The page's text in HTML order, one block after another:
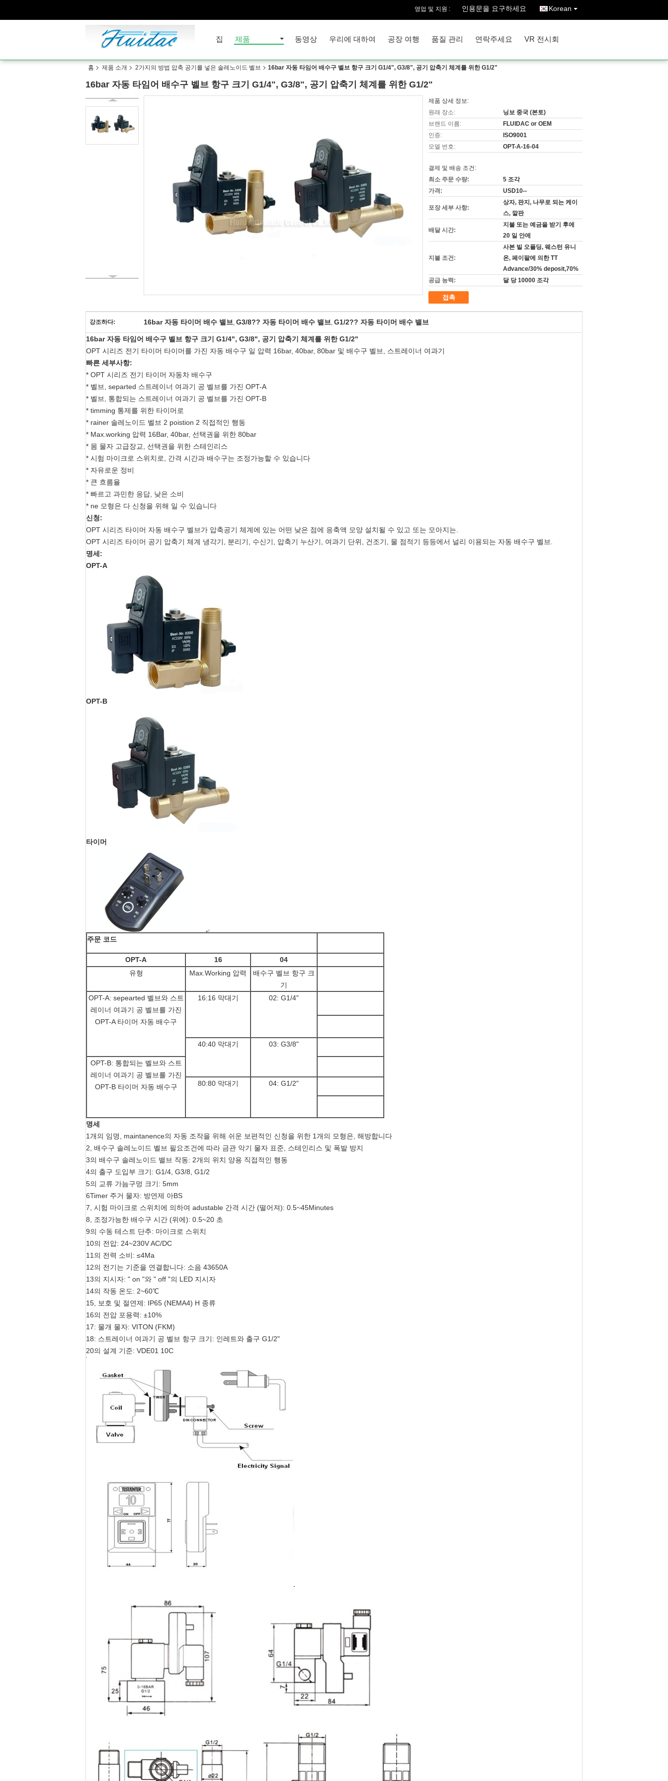
영업 및 지원 : 인용문을 요구하세요 Korean
집 제품 동영상 우리에 대하여 공장 여행 품질 관리 연락주세요 VR 전시회
홈 제품 소개 2가지의 방법 압축 공기를 넣은 솔레노이드 벨브 16bar 자동 타임어 배수구 벨브 항구 크기 G1/4", G3/8", 공기 압축기 체계를 위한 G1/2"
16bar 자동 타임어 배수구 벨브 항구 크기 G1/4", G3/8", 공기 압축기 체계를 위한 G1/2"
제품 상세 정보:
원래 장소:
닝보 중국 (본토)
브랜드 이름:
FLUIDAC or OEM
인증:
ISO9001
모델 번호:
OPT-A-16-04
결제 및 배송 조건:
최소 주문 수량:
5 조각
가격:
USD10--
포장 세부 사항:
상자, 판지, 나무로 되는 케이
스, 깔판
배달 시간:
지불 또는 예금을 받기 후에
20 일 안에
지불 조건:
사본 빌 오플딩, 웨스턴 유니
온, 페이팔에 의한 TT
Advance/30% deposit,70%
공급 능력:
달 당 10000 조각
접촉
강조하다: 16bar 자동 타이머 배수 밸브, G3/8?? 자동 타이머 배수 밸브, G1/2?? 자동 타이머 배수 밸브
16bar 자동 타임어 배수구 벨브 항구 크기 G1/4", G3/8", 공기 압축기 체계를 위한 G1/2"
OPT 시리즈 전기 타이머 타이머를 가진 자동 배수구 일 압력 16bar, 40bar, 80bar 및 배수구 벨브, 스트레이너 여과기
빠른 세부사항:
* OPT 시리즈 전기 타이머 자동차 배수구
* 벨브, separted 스트레이너 여과기 공 벨브를 가진 OPT-A
* 벨브, 통합되는 스트레이너 여과기 공 벨브를 가진 OPT-B
* timming 통제를 위한 타이머로
* rainer 솔레노이드 벨브 2 poistion 2 직접적인 행동
* Max.working 압력 16Bar, 40bar, 선택권을 위한 80bar
* 몸 물자 고급장교, 선택권을 위한 스테인리스
* 시험 마이크로 스위치로, 간격 시간과 배수구는 조정가능할 수 있습니다
* 자유로운 정비
* 큰 흐름율
* 빠르고 과민한 응답, 낮은 소비
* ne 모형은 다 신청을 위해 일 수 있습니다
신청:
OPT 시리즈 타이머 자동 배수구 벨브가 압축공기 체계에 있는 어떤 낮은 점에 응축액 모양 설치될 수 있고 또는 모아지는.
OPT 시리즈 타이머 공기 압축기 체계 냉각기, 분리기, 수신기, 압축기 누산기, 여과기 단위, 건조기, 물 점적기 등등에서 널리 이용되는 자동 배수구 벨브.
명세:
OPT-A
OPT-B
타이머
주문 코드
OPT-A 16
04
유형
Max.Working 압력
배수구 벨브 항구 크
기
OPT-A: sepearted 벨브와 스트
레이너 여과기 공 벨브를 가진
OPT-A 타이머 자동 배수구
16:16 막대기 02: G1/4"
40:40 막대기 03: G3/8"
OPT-B: 통합되는 벨브와 스트
레이너 여과기 공 벨브를 가진
OPT-B 타이머 자동 배수구
80:80 막대기 04: G1/2"
명세
1개의 임명, maintanence의 자동 조작을 위해 쉬운 보편적인 신청을 위한 1개의 모형은, 해방합니다
2, 배수구 솔레노이드 벨브 필요조건에 따라 금관 악기 물자 표준, 스테인리스 및 폭발 방지
3의 배수구 솔레노이드 밸브 작동: 2개의 위치 양용 직접적인 행동
4의 출구 도입부 크기: G1/4, G3/8, G1/2
5의 교류 가늠구멍 크기: 5mm
6Timer 주거 물자: 방연제 아BS
7, 시험 마이크로 스위치에 의하여 adustable 간격 시간 (떨어져): 0.5~45Minutes
8, 조정가능한 배수구 시간 (위에): 0.5~20 초
9의 수동 테스트 단추: 마이크로 스위치
10의 전압: 24~230V AC/DC
11의 전력 소비: ≤4Ma
12의 전기는 기준을 연결합니다: 소음 43650A
13의 지시자: " on "와 " off "의 LED 지시자
14의 작동 온도: 2~60℃
15, 보호 및 절연제: IP65 (NEMA4) H 종류
16의 전압 포용력: ±10%
17: 물개 물자: VITON (FKM)
18: 스트레이너 여과기 공 벨브 항구 크기: 인레트와 출구 G1/2"
20의 설계 기준: VDE01 10C